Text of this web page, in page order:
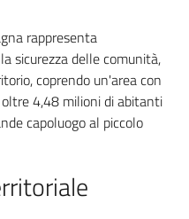
rappresenta
sicurezza delle comunità,
coprendo un'area con
4,48 milioni di abitanti
capoluogo al piccolo